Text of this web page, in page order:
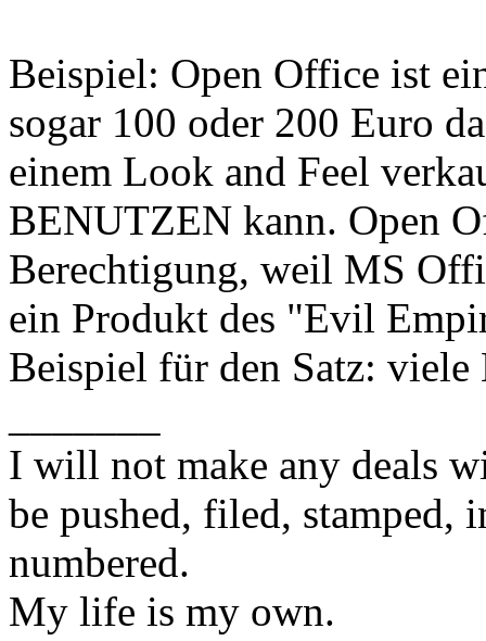
Beispiel: Open Office ist
sogar 100 oder 200 Euro
einem Look and Feel
BENUTZEN kann. Open
Berechtigung, weil MS
ein Produkt des "Evil
Beispiel für den Satz:
I will not make any deals
be pushed, filed, stamped,
numbered.
My life is my own.